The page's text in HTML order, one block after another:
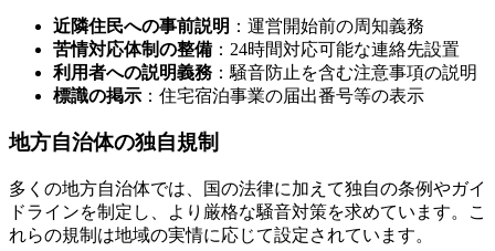
近隣住民への事前説明 ：運営開始前の周知義務
苦情対応体制の整備 ：24時間対応可能な連絡先設置
利用者への説明義務 ：騒音防止を含む注意事項の説明
標識の掲示 ：住宅宿泊事業の届出番号等の表示
地方自治体の独自規制
多くの地方自治体では、国の法律に加えて独自の条例やガイ
ドラインを制定し、より厳格な騒音対策を求めています。こ
れらの規制は地域の実情に応じて設定されています。